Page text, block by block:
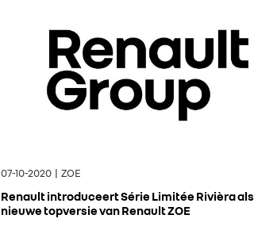
07-10-2020 | ZOE
Renault introduceert Série Limitée Rivièra als
nieuwe topversie van Renault ZOE